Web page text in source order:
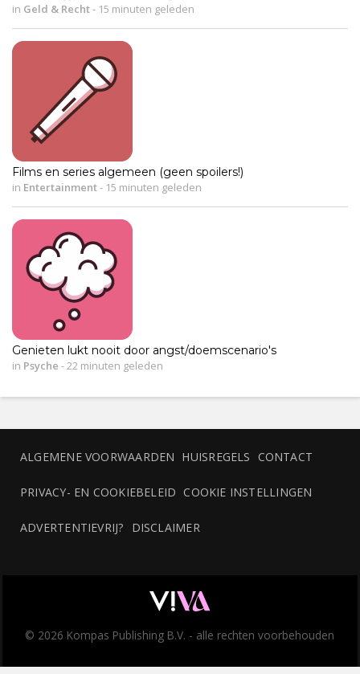
in Geld & Recht- 15 minuten geleden
Films en series algemeen (geen spoilers!)
in Entertainment- 15 minuten geleden
Genieten lukt nooit door angst/doemscenario's
in Psyche -22 minuten geleden
ALGEMENE VOORWAARDEN HUISREGELS CONTACT
PRIVACY- EN COOKIEBELEID COOKIE INSTELLINGEN
ADVERTENTIEVRIJ? DISCLAIMER
© 2026 Kompas Publishing B.V. - alle rechten voorbehouden